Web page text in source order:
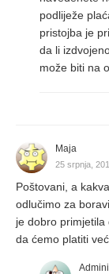
podliježe
pristojba je
da li
može biti na
Maja
25 srpnja,
Poštovani, a
odlučimo za
je dobro
da ćemo platiti